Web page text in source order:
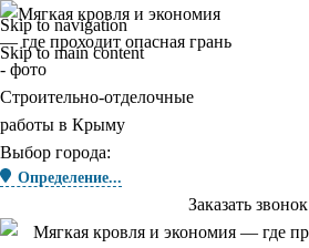
Skip to navigation
Skip to main content
Строительно-отделочные
работы в Крыму
Выбор города:
Определение...
Заказать звонок